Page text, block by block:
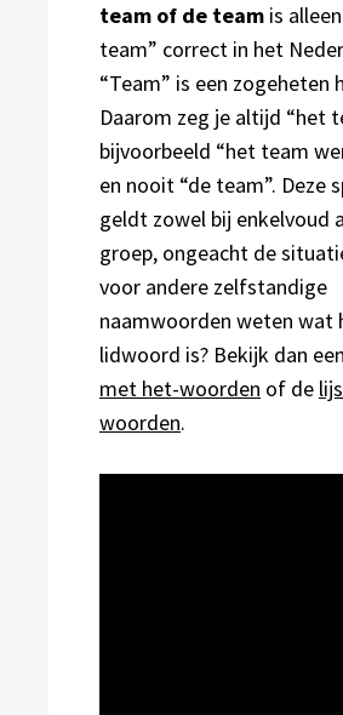
team of de team is
team” correct in het
“Team” is een zogeheten
Daarom zeg je altijd “het
bijvoorbeeld “het team
en nooit “de team”. Deze
geldt zowel bij enkelvoud
groep, ongeacht de
voor andere zelfstandige
naamwoorden weten wat
lidwoord is? Bekijk dan
met het-woorden of de
woorden.